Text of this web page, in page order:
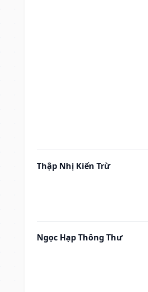
Thập Nhị Kiến Trừ
Ngọc Hạp Thông Thư